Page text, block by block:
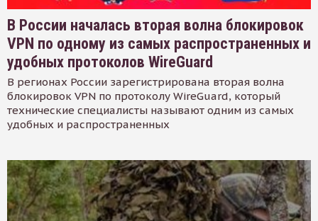
В России началась вторая волна блокировок
VPN по одному из самых распространенных и
удобных протоколов WireGuard
В регионах России зарегистрирована вторая волна
блокировок VPN по протоколу WireGuard, который
технические специалисты называют одним из самых
удобных и распространенных